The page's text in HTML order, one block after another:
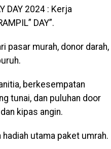
DAY 2024 : Kerja
DAY”.
pasar murah, donor darah,
berkesempatan
tunai, dan puluhan door
kipas angin.
utama paket umrah.